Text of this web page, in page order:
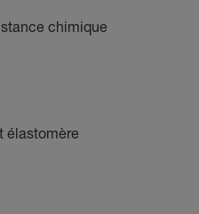
chimique
élastomère